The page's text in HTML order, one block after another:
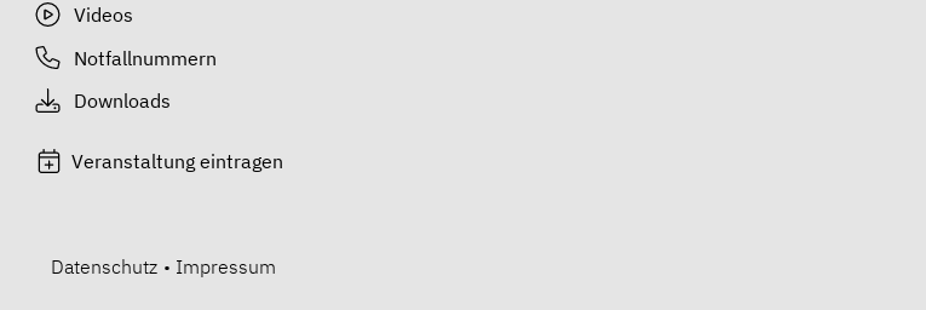
Videos
Notfallnummern
Downloads
Veranstaltung eintragen
Datenschutz • Impressum